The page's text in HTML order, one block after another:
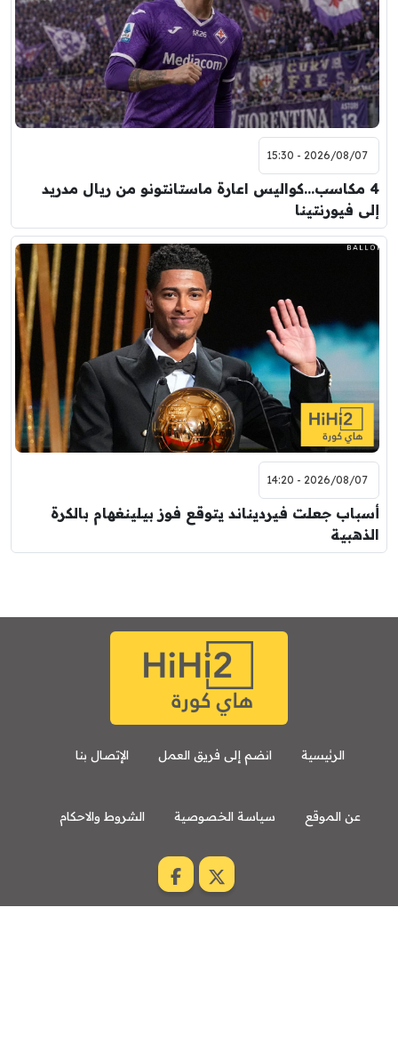
2026/08/07 - 15:30
4 مكاسب…كواليس اعارة ماستانتونو من ريال مدريد
إلى فيورنتينا
2026/08/07 - 14:20
أسباب جعلت فيرديناند يتوقع فوز بيلينغهام بالكرة
الذهبية
الرئيسية انضم إلى فريق العمل الإتصال بنا
عن الموقع سياسة الخصوصية الشروط والاحكام